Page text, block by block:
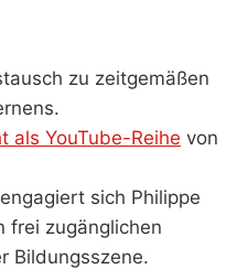
zu zeitgemäßen
als YouTube-Reihe von
sich Philippe
frei zugänglichen
Bildungsszene.